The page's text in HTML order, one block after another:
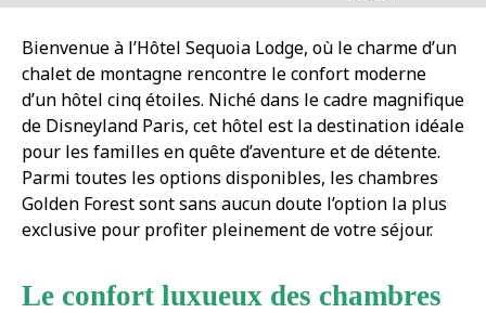
Bienvenue à l’Hôtel Sequoia Lodge, où le charme d’un
chalet de montagne rencontre le confort moderne
d’un hôtel cinq étoiles. Niché dans le cadre magnifique
de Disneyland Paris, cet hôtel est la destination idéale
pour les familles en quête d’aventure et de détente.
Parmi toutes les options disponibles, les chambres
Golden Forest sont sans aucun doute l’option la plus
exclusive pour profiter pleinement de votre séjour.
Le confort luxueux des chambres